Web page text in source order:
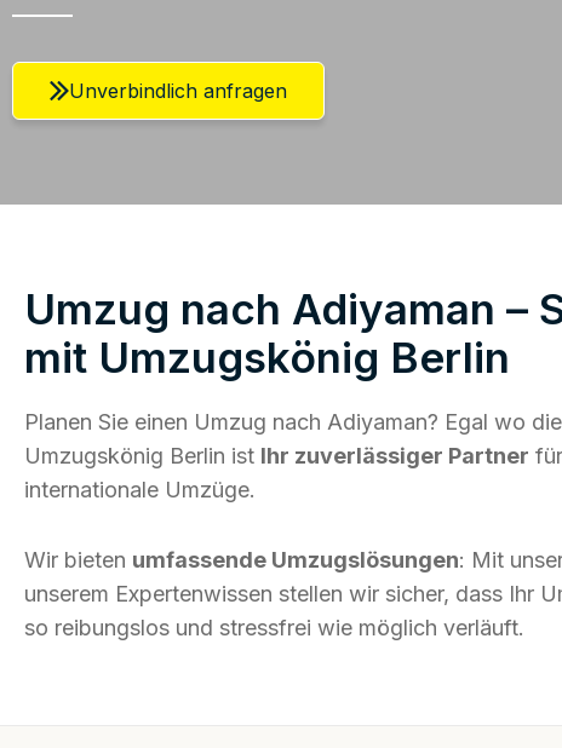
Unverbindlich anfragen
Umzug nach Adiyaman –
mit Umzugskönig Berlin
Planen Sie einen Umzug nach Adiyaman? Egal wo
Umzugskönig Berlin ist Ihr zuverlässiger Partner
internationale Umzüge.
Wir bieten umfassende Umzugslösungen: Mit
unserem Expertenwissen stellen wir sicher, dass Ihr
so reibungslos und stressfrei wie möglich verläuft.